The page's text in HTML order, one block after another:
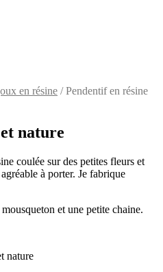
en résine / Pendentif en résine
nature
coulée sur des petites fleurs et
à porter. Je fabrique
et une petite chaine.
nature